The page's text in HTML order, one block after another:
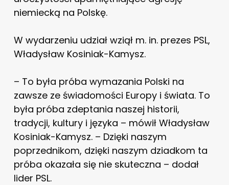
niemiecką na Polskę.
W wydarzeniu udział wziął m. in. prezes PSL,
Władysław Kosiniak-Kamysz.
– To była próba wymazania Polski na
zawsze ze świadomości Europy i świata. To
była próba zdeptania naszej historii,
tradycji, kultury i języka – mówił Władysław
Kosiniak-Kamysz. – Dzięki naszym
poprzednikom, dzięki naszym dziadkom ta
próba okazała się nie skuteczna – dodał
lider PSL.